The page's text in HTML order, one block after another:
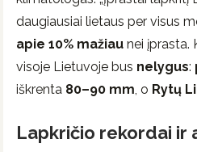
daugiausiai lietaus per visus
apie 10% mažiau nei įprasta.
visoje Lietuvoje bus nelygus:
iškrenta 80–90 mm, o Rytų
Lapkričio rekordai ir